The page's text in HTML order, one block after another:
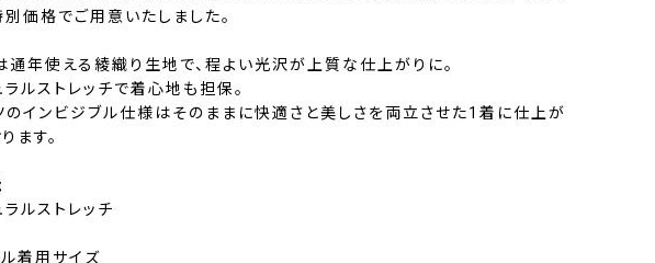
別価格でご用意いたしました。
通年使える綾織り生地で、程よい光沢が上質な仕上がりに。
ラルストレッチで着心地も担保。
のインビジブル仕様はそのままに快適さと美しさを両立させた1着に仕上が
ます。
ラルストレッチ
着用サイズ